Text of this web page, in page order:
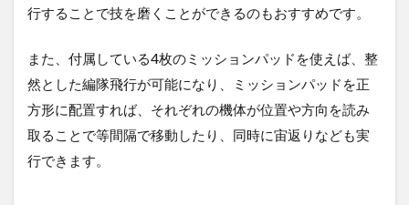
行することで技を磨くことができるのもおすすめです。
また、付属している4枚のミッションパッドを使えば、整
然とした編隊飛行が可能になり、ミッションパッドを正
方形に配置すれば、それぞれの機体が位置や方向を読み
取ることで等間隔で移動したり、同時に宙返りなども実
行できます。